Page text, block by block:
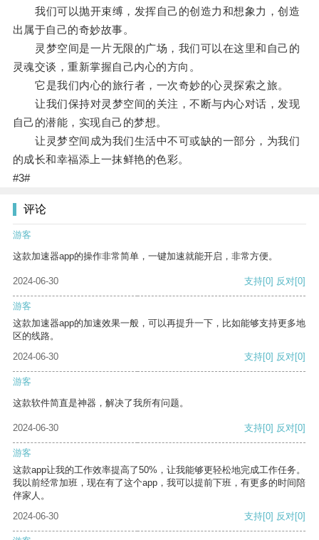
我们可以抛开束缚，发挥自己的创造力和想象力，创造
出属于自己的奇妙故事。
灵梦空间是一片无限的广场，我们可以在这里和自己的
灵魂交谈，重新掌握自己内心的方向。
它是我们内心的旅行者，一次奇妙的心灵探索之旅。
让我们保持对灵梦空间的关注，不断与内心对话，发现
自己的潜能，实现自己的梦想。
让灵梦空间成为我们生活中不可或缺的一部分，为我们
的成长和幸福添上一抹鲜艳的色彩。
#3#
评论
游客
这款加速器app的操作非常简单，一键加速就能开启，非常方便。
2024-06-30 支持[0] 反对[0]
游客
这款加速器app的加速效果一般，可以再提升一下，比如能够支持更多地
区的线路。
2024-06-30
支持[0] 反对[0]
游客
这款软件简直是神器，解决了我所有问题。
2024-06-30 支持[0] 反对[0]
游客
这款app让我的工作效率提高了50%，让我能够更轻松地完成工作任务。
我以前经常加班，现在有了这个app，我可以提前下班，有更多的时间陪
伴家人。
2024-06-30
支持[0] 反对[0]